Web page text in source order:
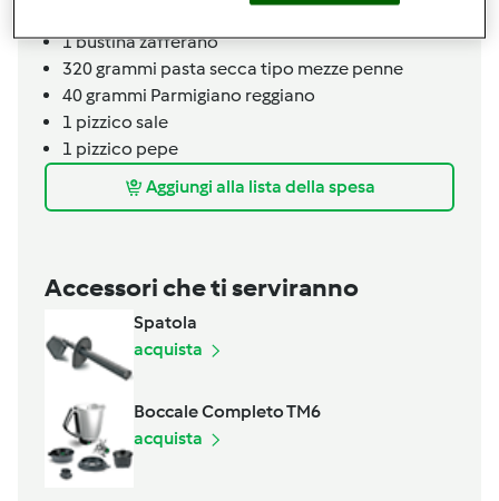
1bustinazafferano
320grammi pasta secca tipo mezze penne
40grammi Parmigiano reggiano
1 pizzico sale
1 pizzico pepe
Aggiungi alla lista della spesa
Accessori che ti serviranno
Spatola
acquista
Boccale Completo TM6
acquista